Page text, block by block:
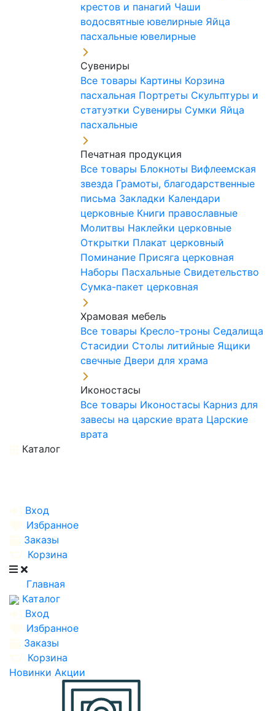
крестов и панагий Чаши
водосвятные ювелирные Яйца
пасхальные ювелирные
Сувениры
Все товары Картины Корзина
пасхальная Портреты Скульптуры и
статуэтки Сувениры Сумки Яйца
пасхальные
Печатная продукция
Все товары Блокноты Вифлеемская
звезда Грамоты, благодарственные
письма Закладки Календари
церковные Книги православные
Молитвы Наклейки церковные
Открытки Плакат церковный
Поминание Присяга церковная
Наборы Пасхальные Свидетельство
Сумка-пакет церковная
Храмовая мебель
Все товары Кресло-троны Седалища
Стасидии Столы литийные Ящики
свечные Двери для храма
Иконостасы
Все товары Иконостасы Карниз для
завесы на царские врата Царские
врата
Каталог
Вход
Избранное
Заказы
Корзина
Главная
Каталог
Вход
Избранное
Заказы
Корзина
Новинки Акции